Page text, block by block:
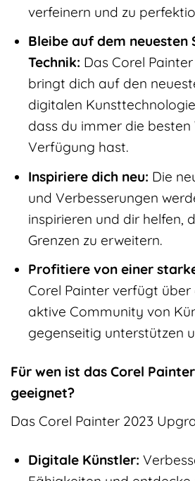
verfeinern und zu
Bleibe auf dem neuesten
Technik: Das Corel
bringt dich auf den
digitalen
dass du immer die besten
Verfügung hast.
Inspiriere dich neu: Die
und Verbesserungen
inspirieren und dir helfen,
Grenzen zu erweitern.
Profitiere von einer
Corel Painter verfügt
aktive Community von
gegenseitig unterstützen
Für wen ist das Corel
geeignet?
Das Corel Painter 2023
Digitale Künstler: